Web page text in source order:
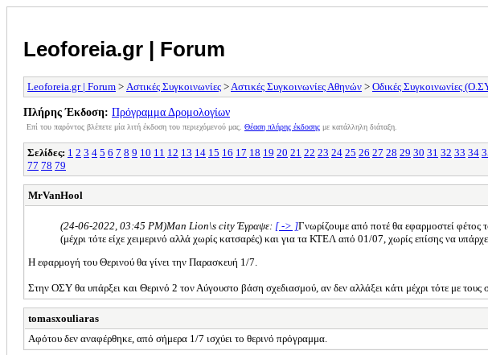
Leoforeia.gr | Forum
Leoforeia.gr | Forum > Αστικές Συγκοινωνίες > Αστικές Συγκοινωνίες Αθηνών > Οδικές Συγκοινωνίες
Πλήρης Έκδοση: Πρόγραμμα Δρομολογίων
Επί του παρόντος βλέπετε μία λιτή έκδοση του περιεχόμενού μας. Θέαση πλήρης έκδοσης με κατάλληλη διάταξη.
Σελίδες: 1 2 3 4 5 6 7 8 9 10 11 12 13 14 15 16 17 18 19 20 21 22 23 24 25 26 27 28 29 30 31 32 33 34
77 78 79
MrVanHool
(24-06-2022, 03:45 PM)Man Lion\s city Έγραψε: [ -> ]Γνωρίζουμε από ποτέ θα εφαρμοστεί φέτος
(μέχρι τότε είχε χειμερινό αλλά χωρίς κατσαρές) και για τα ΚΤΕΛ από 01/07, χωρίς επίσης να
Η εφαρμογή του Θερινού θα γίνει την Παρασκευή 1/7.
Στην ΟΣΥ θα υπάρξει και Θερινό 2 τον Αύγουστο βάση σχεδιασμού, αν δεν αλλάξει κάτι μέχρι τότε με τους
tomasxouliaras
Αφότου δεν αναφέρθηκε, από σήμερα 1/7 ισχύει το θερινό πρόγραμμα.